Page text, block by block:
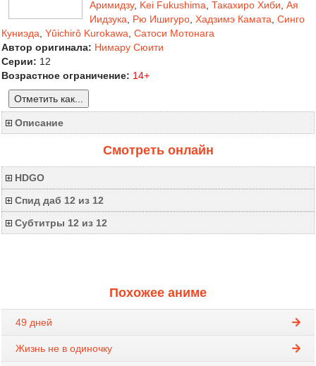
Аримидзу, Kei Fukushima Такахиро Хиби Ая
Иидзука
Рю Ишигуро Хадзимэ Камата Синго
Куниэда Yûichirô Kurokawa Сатоси Мотонага
Автор оригинала: Нимару Сюити
Серии: 12
Возрастное ограничение: 14+
Отметить как...
Описание
Смотреть онлайн
HDGO
Спид даб 12 из 12
Субтитры 12 из 12
Похожее аниме
49 дней
Жизнь не в одиночку